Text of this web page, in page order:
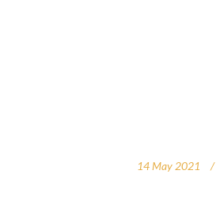
14 May 2021